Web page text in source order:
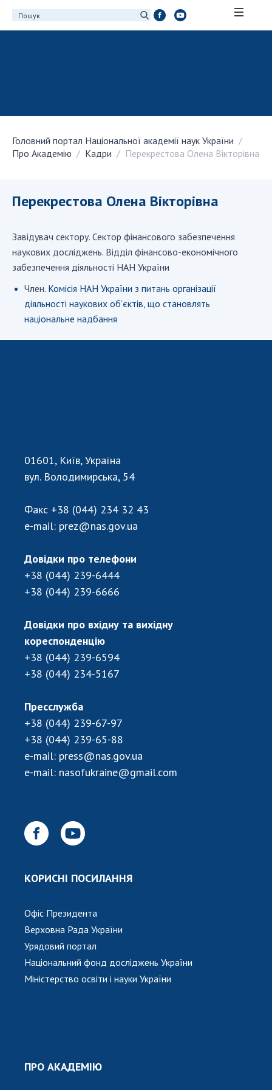
100-річчя Національної академії наук
Нагороди, відзнаки та почесні звання НАН
України
Благодійний фонд імені Бориса Патона
Віртуальний тур у НАН України
наук України
Книга пам'яті
СТРУКТУРА
Президія НАН України
Ради, комітети та комісії
Наукові центри МОН та НАН України
ДІЯЛЬНІСТЬ
Засідання Президії НАН України
Річні звіти НАН України
Річні фінансові звіти НАН України
Наукові публікації та видавнича діяльність
Охорона прав інтелектуальної власності та
Наукові об'єкти, що становлять національне
надбання
Центри колективного користування
науковими приладами НАН України
Оцінювання ефективності діяльності
Відкрита наука в НАН України
Підготовка наукових кадрів
Членство в міжнародних організаціях
Міжнародні угоди
Міжнародні програми та конкурси
Бланки документів
Головний портал Національної академії наук України
Про Академію
Кадри Перекрестова Олена Вікторівна
Перекрестова Олена Вікторівна
Завідувач сектору. Сектор фінансового забезпечення
наукових досліджень. Відділ фінансово-економічного
забезпечення діяльності НАН України
Член. Комісія НАН України з питань організації
діяльності наукових об’єктів, що становлять
національне надбання
01601, Київ, Україна
вул. Володимирська, 54
Факс +38 (044) 234 32 43
e-mail: prez@nas.gov.ua
Довідки про телефони
+38 (044) 239-6444
+38 (044) 239-6666
Довідки про вхідну та вихідну
кореспонденцію
+38 (044) 239-6594
+38 (044) 234-5167
Пресслужба
+38 (044) 239-67-97
+38 (044) 239-65-88
e-mail: press@nas.gov.ua
e-mail: nasofukraine@gmail.com
КОРИСНІ ПОСИЛАННЯ
Офіс Президента
Верховна Рада України
Урядовий портал
Національний фонд досліджень України
Міністерство освіти і науки України
ПРО АКАДЕМІЮ